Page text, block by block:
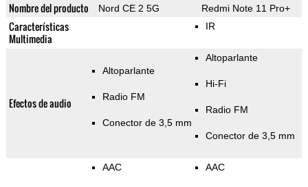
Nombre del producto Nord CE 2 5G Redmi Note 11 Pro+
Características
Multimedia
IR
Efectos de audio
Altoparlante
Radio FM
Conector de 3,5 mm
Altoparlante
Hi-Fi
Radio FM
Conector de 3,5 mm
AAC AAC